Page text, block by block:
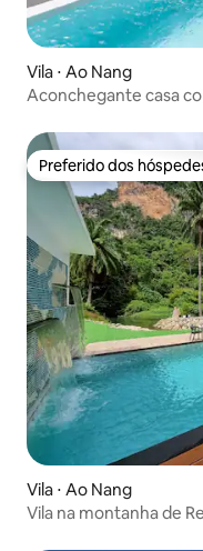
Vila ⋅ Ao Nang
Aconchegante casa
Preferido dos
Preferido dos
Vila ⋅ Ao Nang
Vila na montanha de